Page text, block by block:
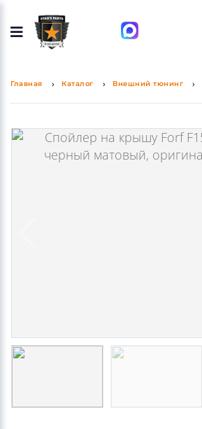
Главная Каталог Внешний тюнинг